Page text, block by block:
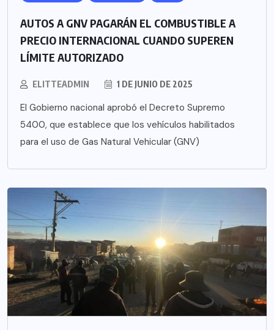
AUTOS A GNV PAGARÁN EL COMBUSTIBLE A
PRECIO INTERNACIONAL CUANDO SUPEREN
LÍMITE AUTORIZADO
ELITTEADMIN 1 DE JUNIO DE 2025
El Gobierno nacional aprobó el Decreto Supremo
5400, que establece que los vehículos habilitados
para el uso de Gas Natural Vehicular (GNV)